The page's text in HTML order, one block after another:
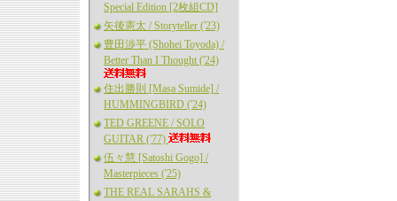
Special Edition [2枚組CD]
矢後憲太 / Storyteller ('23)
豊田渉平 (Shohei Toyoda) /
Better Than I Thought ('24)
住出勝則 [Masa Sumide] /
HUMMINGBIRD ('24)
TED GREENE / SOLO
GUITAR ('77)
伍々慧 [Satoshi Gogo] /
Masterpieces ('25)
THE REAL SARAHS &